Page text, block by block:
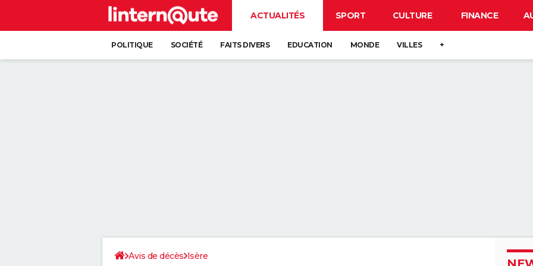
ACTUALITÉS SPORT CULTURE FINANCE
POLITIQUE SOCIÉTÉ FAITS DIVERS EDUCATION MONDE VILLES +
Avis de décès Isère